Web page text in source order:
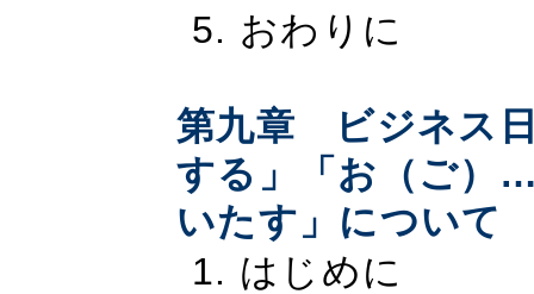
5. おわりに
第九章 ビジネス
する」「お（ご）
いたす」について
1. はじめに